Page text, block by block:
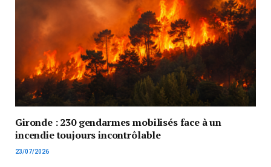
Gironde : 230 gendarmes mobilisés face à un
incendie toujours incontrôlable
23/07/2026